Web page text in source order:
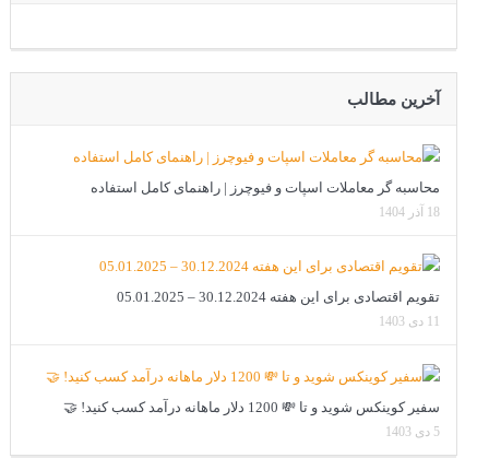
آخرین مطالب
محاسبه گر معاملات اسپات و فیوچرز | راهنمای کامل استفاده
18 آذر 1404
تقویم اقتصادی برای این هفته 30.12.2024 – 05.01.2025
11 دی 1403
سفیر کوینکس شوید و تا 💸 1200 دلار ماهانه درآمد کسب کنید! 🤝
5 دی 1403